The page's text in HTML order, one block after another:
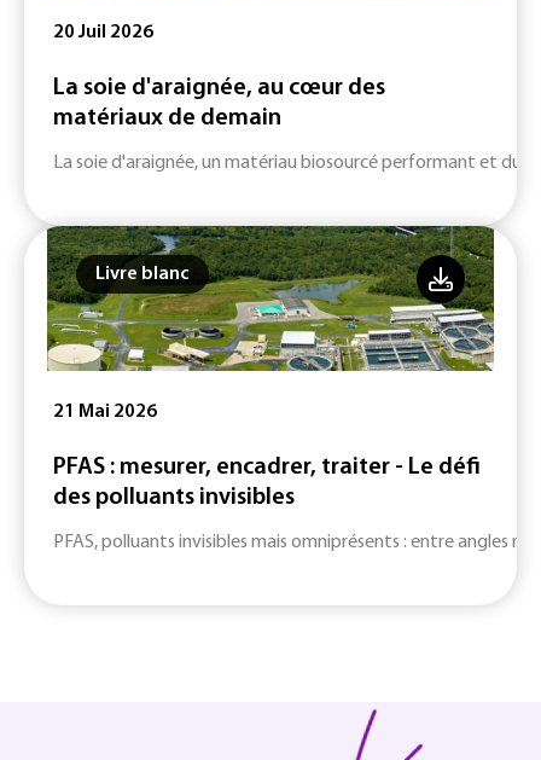
20 Juil 2026
La soie d'araignée, au cœur des
matériaux de demain
La soie d'araignée, un matériau biosourcé performant et
Livre blanc
21 Mai 2026
PFAS : mesurer, encadrer, traiter - Le défi
des polluants invisibles
PFAS, polluants invisibles mais omniprésents : entre angles